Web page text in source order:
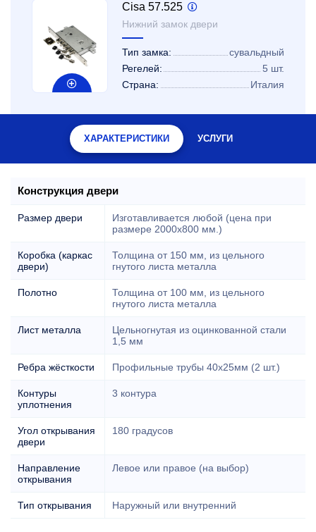
Cisa 57.525
Нижний замок двери
Тип замка:
сувальдный
Регелей:
5 шт.
Страна:
Италия
ХАРАКТЕРИСТИКИ УСЛУГИ
Конструкция двери
Размер двери
Изготавливается любой (цена при
размере 2000x800 мм.)
Коробка (каркас
двери)
Толщина от 150 мм, из цельного
гнутого листа металла
Полотно
Толщина от 100 мм, из цельного
гнутого листа металла
Лист металла
Цельногнутая из оцинкованной стали
1,5 мм
Ребра жёсткости Профильные трубы 40х25мм (2 шт.)
Контуры
уплотнения
3 контура
Угол открывания
двери
180 градусов
Направление
открывания
Левое или правое (на выбор)
Тип открывания Наружный или внутренний